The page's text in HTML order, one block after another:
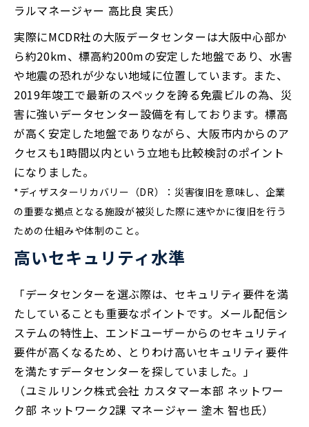
ラルマネージャー 高比良 実氏）
実際にMCDR社の大阪データセンターは大阪中心部か
ら約20km、標高約200mの安定した地盤であり、水害
や地震の恐れが少ない地域に位置しています。また、
2019年竣工で最新のスペックを誇る免震ビルの為、災
害に強いデータセンター設備を有しております。標高
が高く安定した地盤でありながら、大阪市内からのア
クセスも1時間以内という立地も比較検討のポイント
になりました。
*ディザスターリカバリー（DR）：災害復旧を意味し、企業
の重要な拠点となる施設が被災した際に速やかに復旧を行う
ための仕組みや体制のこと。
高いセキュリティ水準
「データセンターを選ぶ際は、セキュリティ要件を満
たしていることも重要なポイントです。メール配信シ
ステムの特性上、エンドユーザーからのセキュリティ
要件が高くなるため、とりわけ高いセキュリティ要件
を満たすデータセンターを探していました。」
（ユミルリンク株式会社 カスタマー本部 ネットワー
ク部 ネットワーク2課 マネージャー 塗木 智也氏）